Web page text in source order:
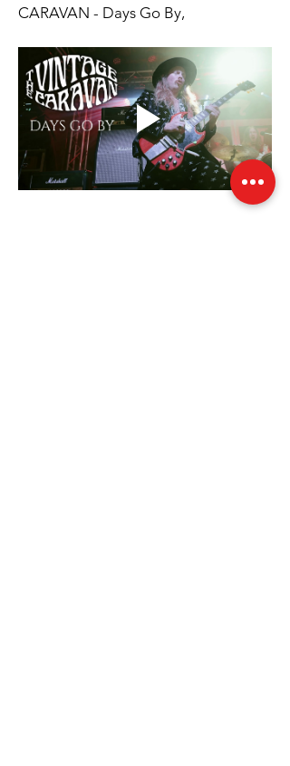
CARAVAN - Days Go By,